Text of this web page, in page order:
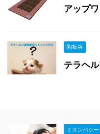
アップ
陶板浴
テラヘ
ミオンパシー